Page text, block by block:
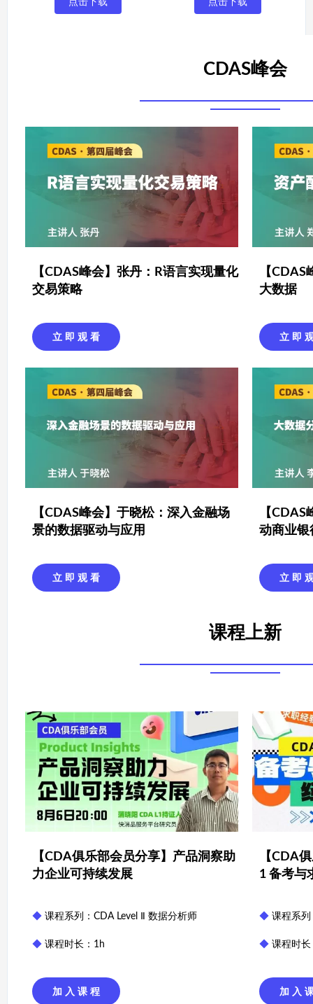
CDAS峰会
【CDAS峰会】张丹：R语言实现量化
交易策略
立 即 观 看
【
大数据
立 即
【CDAS峰会】于晓松：深入金融场
景的数据驱动与应用
立 即 观 看
【
动商业银
立 即
课程上新
【CDA俱乐部会员分享】产品洞察助
力企业可持续发展
◆ 课程系列：CDA Level Ⅱ 数据分析师
◆ 课程时长：1h
加 入 课 程
【CDA
1 备考与
◆ 课程系列
◆ 课程时长
加 入